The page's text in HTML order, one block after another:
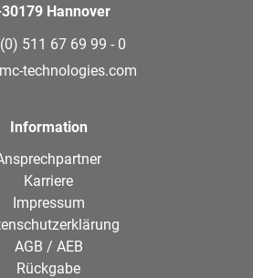
30179 Hannover
511 67 69 99 - 0
technologies.com
Information
Karriere
Impressum
AGB / AEB
Rückgabe